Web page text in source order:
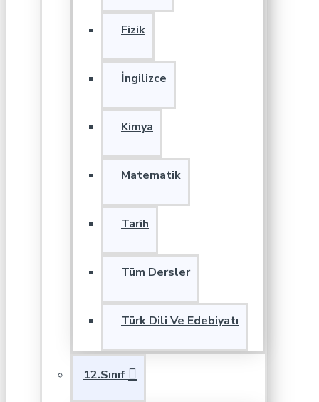
Fizik
İngilizce
Kimya
Matematik
Tarih
Tüm Dersler
Türk Dili Ve Edebiyatı
12.Sınıf